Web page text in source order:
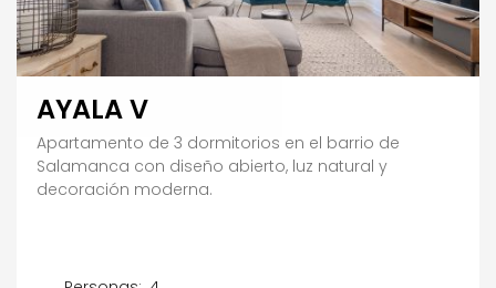
AYALA V
Apartamento de 3 dormitorios en el barrio de
Salamanca con diseño abierto, luz natural y
decoración moderna.